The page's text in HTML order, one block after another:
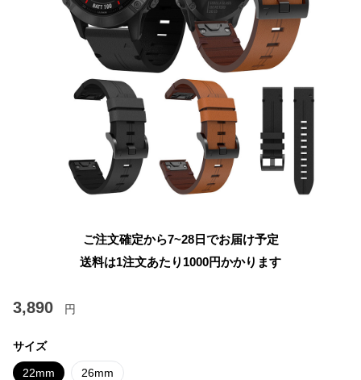
ご注文確定から7~28日でお届け予定
送料は1注文あたり 1000円かかります
3,890 円
サイズ
22mm 26mm